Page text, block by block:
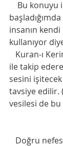
insanın
kullanıyor
ile takip
sesini
tavsiye edilir.
vesilesi de bu